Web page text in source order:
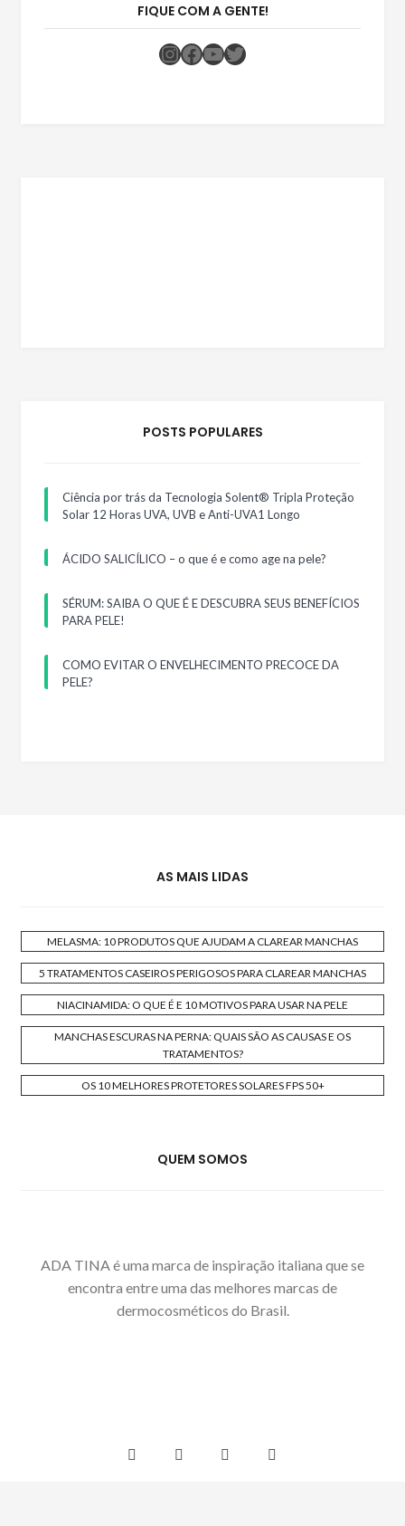
FIQUE COM A GENTE!
Instagram
Facebook
Youtube
Twitter
POSTS POPULARES
Ciência por trás da Tecnologia Solent® Tripla Proteção
Solar 12 Horas UVA, UVB e Anti-UVA1 Longo
ÁCIDO SALICÍLICO – o que é e como age na pele?
SÉRUM: SAIBA O QUE É E DESCUBRA SEUS BENEFÍCIOS
PARA PELE!
COMO EVITAR O ENVELHECIMENTO PRECOCE DA
PELE?
AS MAIS LIDAS
MELASMA: 10 PRODUTOS QUE AJUDAM A CLAREAR MANCHAS
5 TRATAMENTOS CASEIROS PERIGOSOS PARA CLAREAR MANCHAS
NIACINAMIDA: O QUE É E 10 MOTIVOS PARA USAR NA PELE
MANCHAS ESCURAS NA PERNA: QUAIS SÃO AS CAUSAS E OS
TRATAMENTOS?
OS 10 MELHORES PROTETORES SOLARES FPS 50+
QUEM SOMOS
ADA TINA é uma marca de inspiração italiana que se
encontra entre uma das melhores marcas de
dermocosméticos do Brasil.